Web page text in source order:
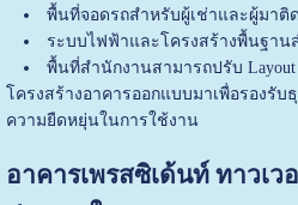
พื้นที่จอดรถสำหรับผู้เช่าและผู้มาติ
ระบบไฟฟ้าและโครงสร้างพื้นฐาน
พื้นที่สำนักงานสามารถปรับ
โครงสร้างอาคารออกแบบมาเพื่อรองรั
ความยืดหยุ่นในการใช้งาน
อาคารเพรสซิเด้นท์ ทาวเว